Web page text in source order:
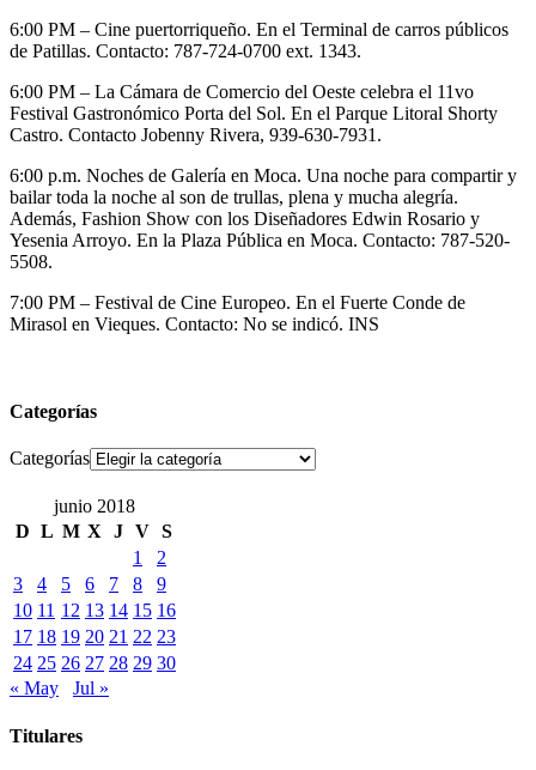
6:00 PM – Cine puertorriqueño. En el Terminal de carros públicos
de Patillas. Contacto: 787-724-0700 ext. 1343.
6:00 PM – La Cámara de Comercio del Oeste celebra el 1​1v​o
Festival Gastronómico Porta del Sol. En el ​Parque Litoral Shorty
Castro. Contacto Jobenny​ Rivera, 939-630-7931.
6:00 p.m. Noches de Galería en Moca. Una noche para compartir y
bailar toda la noche al son de trullas, plena y mucha alegría.
Además, Fashion Show con los Diseñadores Edwin Rosario y
Yesenia Arroyo. En la Plaza Pública en Moca. Contacto: 787-520-
5508.
7:00 PM – Festival de Cine Europeo. En el Fuerte Conde de
Mirasol en Vieques. Contacto: No se indicó. INS
Categorías
Categorías
junio 2018
D L M X J V S
1
2
3
4 5 6 7 8
9
10 11 12 13 14 15 16
17 18 19 20 21 22 23
24 25 26 27 28 29 30
« May
Jul »
Titulares